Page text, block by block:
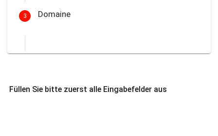
3 Domaine
Füllen Sie bitte zuerst alle Eingabefelder aus